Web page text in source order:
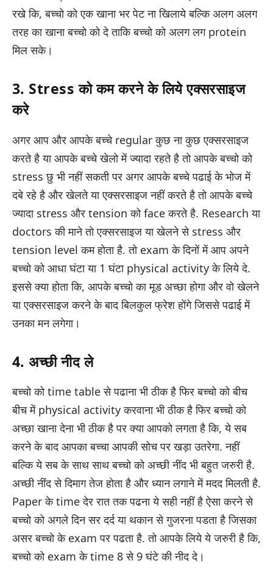
रखे कि, बच्चो को एक खाना भर पेट ना खिलाये बल्कि अलग अलग
तरह का खाना बच्चो को दे ताकि बच्चो को अलग लग protein
मिल सके।
3. Stress को कम करने के लिये एक्सरसाइज
करे
अगर आप और आपके बच्चे regular कुछ ना कुछ एक्सरसाइज
करते है या आपके बच्चे खेलो में ज्यादा रहते है तो आपके बच्चो को
stress छु भी नहीं सकती पर अगर आपके बच्चे पढाई के भोज में
दबे रहे है और खेलते या एक्सरसाइज नहीं करते है तो आपके बच्चे
ज्यादा stress और tension को face करते है. Research या
doctors की माने तो एक्सरसाइज या खेलने से stress और
tension level कम होता है. तो exam के दिनों में आप अपने
बच्चो को आधा घंटा या 1 घंटा physical activity के लिये दे.
इससे क्या होता कि, आपके बच्चो का मूड अच्छा होगा और वो खेलने
या एक्सरसाइज करने के बाद बिलकुल फ्रेश होंगे जिससे पढाई में
उनका मन लगेगा।
4. अच्छी नीद ले
बच्चो को time table से पढाना भी ठीक है फिर बच्चो को बीच
बीच में physical activity करवाना भी ठीक है फिर बच्चो को
अच्छा खाना देना भी ठीक है पर क्या आपको लगता है कि, ये सब
करने के बाद आपका बच्चा आपकी सोच पर खड़ा उतरेगा. नहीं
बल्कि ये सब के साथ साथ बच्चो को अच्छी नींद भी बहुत जरुरी है.
अच्छी नींद से दिमाग तेज होता है और ध्यान लगाने में मदद मिलती है.
Paper के time देर रात तक पढना ये सही नहीं है ऐसा करने से
बच्चो को अगले दिन सर दर्द या थकान से गुजरना पडता है जिसका
असर बच्चो के exam पर पढता है. तो आपके लिये ये जरुरी है कि,
बच्चो को exam के time 8 से 9 घंटे की नीद दे।